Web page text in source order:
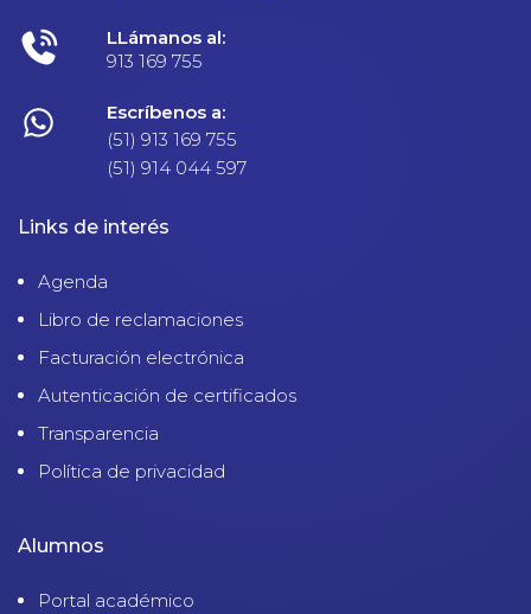
LLámanos al:
913 169 755
Escríbenos a:
(51) 913 169 755
(51) 914 044 597
Links de interés
Agenda
Libro de reclamaciones
Facturación electrónica
Autenticación de certificados
Transparencia
Política de privacidad
Alumnos
Portal académico